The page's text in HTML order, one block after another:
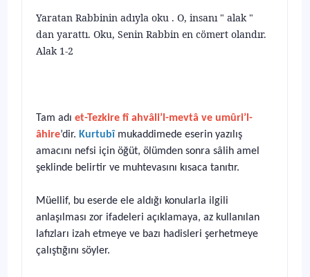
Yaratan Rabbinin adıyla oku . O, insanı " alak "
dan yarattı. Oku, Senin Rabbin en cömert olandır.
Alak 1-2
Tam adı et-Tezkire fî ahvâli’l-mevtâ ve umûri’l-
âhire’dir. Kurtubî mukaddimede eserin yazılış
amacını nefsi için öğüt, ölümden sonra sâlih amel
şeklinde belirtir ve muhtevasını kısaca tanıtır.
Müellif, bu eserde ele aldığı konularla ilgili
anlaşılması zor ifadeleri açıklamaya, az kullanılan
lafızları izah etmeye ve bazı hadisleri şerhetmeye
çalıştığını söyler.